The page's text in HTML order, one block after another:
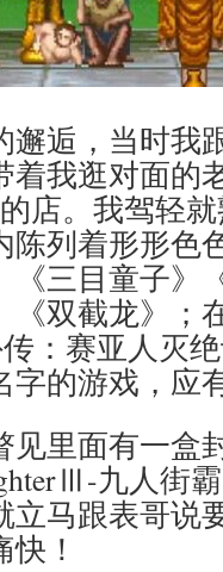
邂逅，当时我
着我逛对面的
店。我驾轻
陈列着形形色
《三目童子》
《双截龙》；
：赛亚人灭
字的游戏，应
见里面有一盒
九人街
立马跟表哥说
！